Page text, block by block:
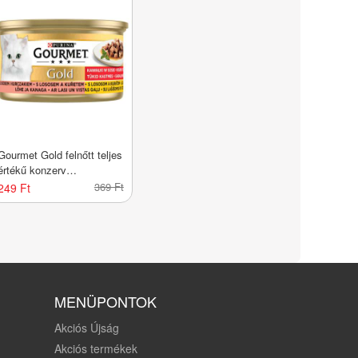
Gold felnőtt teljes
konzerv
lazac és
falatok szószban -
Ft 369 Ft
MENÜPONTOK
Akciós Újság
Akciós termékek